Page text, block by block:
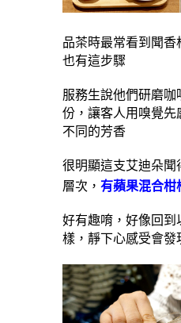
品茶時最常看到聞
也有這步驟
服務生說他們研磨咖
份，讓客人用嗅覺先
不同的芳香
很明顯這支艾迪朵聞
層次， 有蘋果混合柑
好有趣唷，好像回到
樣，靜下心感受會發